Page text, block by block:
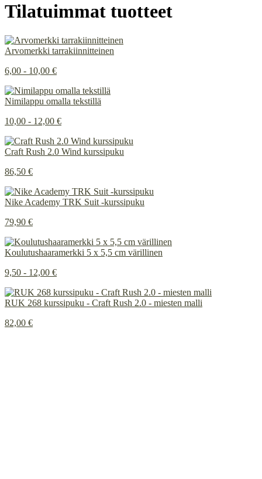
Tilatuimmat tuotteet
Arvomerkki tarrakiinnitteinen
6,00 - 10,00 €
Nimilappu omalla tekstillä
10,00 - 12,00 €
Craft Rush 2.0 Wind kurssipuku
86,50 €
Nike Academy TRK Suit -kurssipuku
79,90 €
Koulutushaaramerkki 5 x 5,5 cm värillinen
9,50 - 12,00 €
RUK 268 kurssipuku - Craft Rush 2.0 - miesten malli
82,00 €